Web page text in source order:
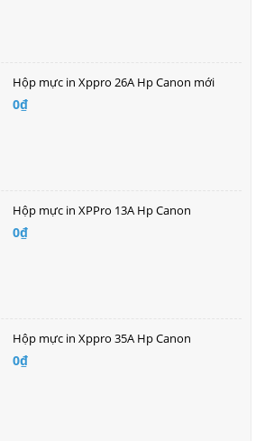
Hộp mực in Xppro 26A Hp Canon mới
0₫
Hộp mực in XPPro 13A Hp Canon
0₫
Hộp mực in Xppro 35A Hp Canon
0₫